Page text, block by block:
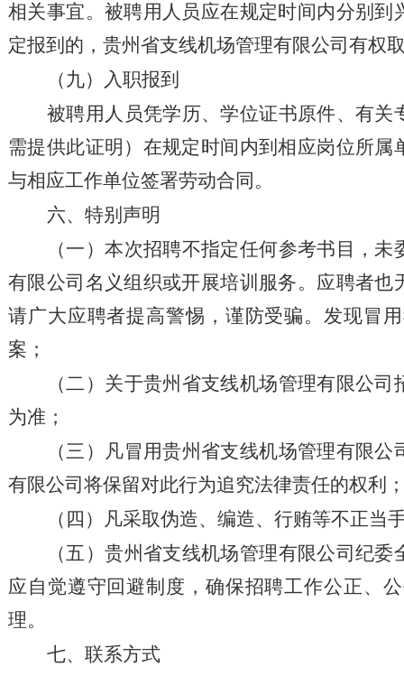
相关事宜。被聘用人员应在规定时间内分别
定报到的，贵州省支线机场管理有限公司有权
（九）入职报到
被聘用人员凭学历、学位证书原件、有
需提供此证明）在规定时间内到相应岗位所
与相应工作单位签署劳动合同。
六、 特别声明
（一）本次招聘不指定任何参考书目，
有限公司名义组织或开展培训服务。应聘者
请广大应聘者提高警惕，谨防受骗。发现冒
案；
（二）关于贵州省支线机场管理有限公
为准；
（三）凡冒用贵州省支线机场管理有限
有限公司将保留对此行为追究法律责任的权利
（四）凡采取伪造、编造、行贿等不正
（五）贵州省支线机场管理有限公司纪
应自觉遵守回避制度，确保招聘工作公正、
理。
七、联系方式